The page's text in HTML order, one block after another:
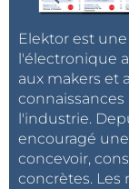
Elektor est
l'électronique
aux makers et
l'industrie.
encouragé
concevoir,
concrètes.